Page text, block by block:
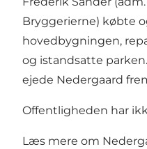
Bryggerierne) købte
hovedbygningen,
og istandsatte
ejede Nedergaard
Offentligheden har
Læs mere om